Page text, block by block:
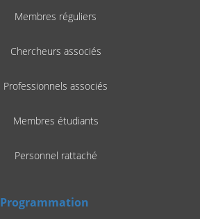
Membres réguliers
Chercheurs associés
Professionnels associés
Membres étudiants
Personnel rattaché
Programmation